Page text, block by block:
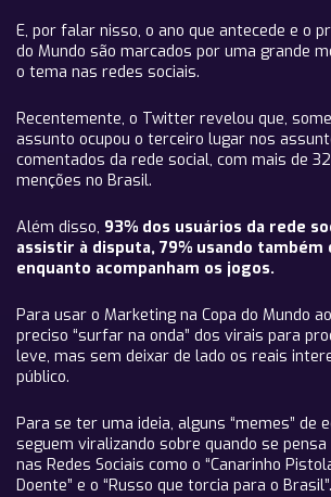
E, por falar nisso, o ano que antecede e o
do Mundo são marcados por uma grande
o tema nas redes sociais.
Recentemente, o Twitter revelou que,
assunto ocupou o terceiro lugar nos
comentados da rede social, com mais de
menções no Brasil.
Além disso, 93% dos usuários da rede
assistir à disputa, 79% usando
enquanto acompanham os jogos.
Para usar o Marketing na Copa do Mundo
preciso “surfar na onda” dos virais para
leve, mas sem deixar de lado os reais
público.
Para se ter uma ideia, alguns “memes” de
seguem viralizando sobre quando se pensa
nas Redes Sociais como o “Canarinho
Doente” e o “Russo que torcia para o Brasil”.